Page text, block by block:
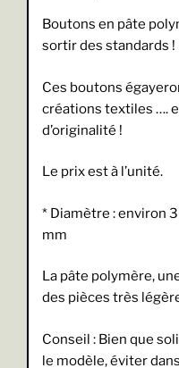
Boutons en pâte
sortir des standards !
Ces boutons
créations textiles ….
d’originalité !
Le prix est à l’unité.
* Diamètre : environ
mm
La pâte polymère,
des pièces très
Conseil : Bien que
le modèle, éviter